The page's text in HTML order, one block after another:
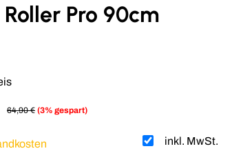
Pro 90cm
64,90 € (3% gespart)
inkl. MwSt.